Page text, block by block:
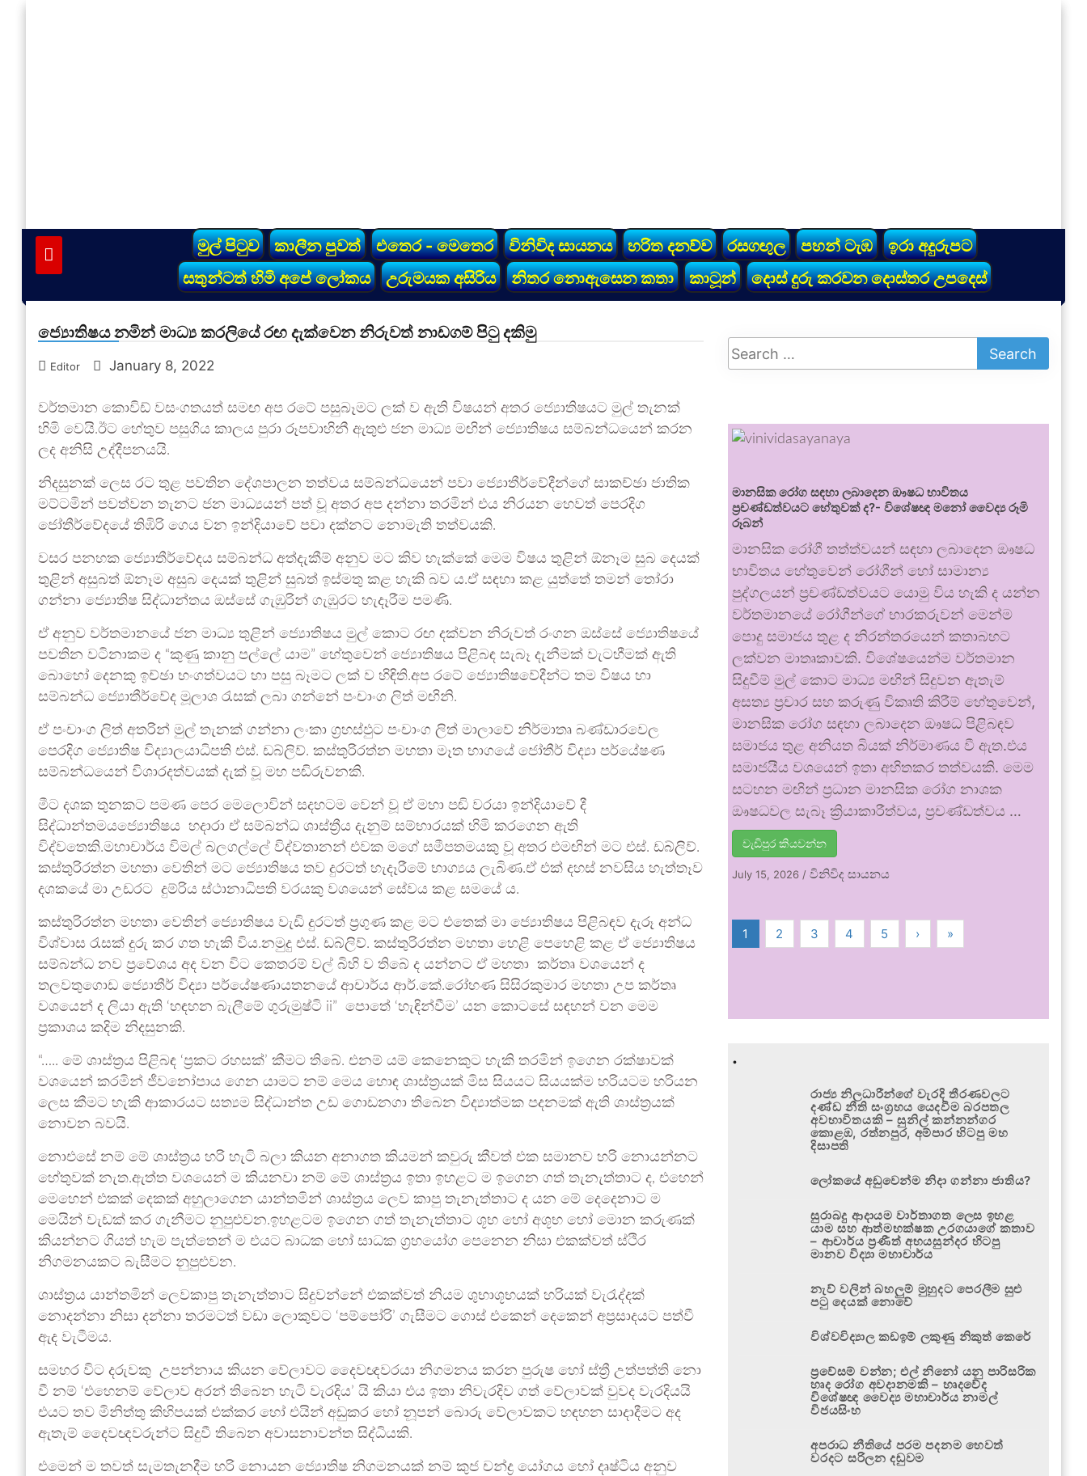
මුල් පිටුව කාලීන පුවත් එතෙර - මෙතෙර විනිවිද සායනය හරිත දනව්ව රසගඟුල පහන් ටැඹ
ඉරා අදුරුපට
සතුන්ටත් හිමි අපේ ලෝකය
උරුමයක අසිරිය නිතර නොඇසෙන කතා කාටූන් දොස් දුරු කරවන දොස්තර උපදෙස්
ජ්‍යොතිෂය නමින් මාධ්‍ය කරලියේ රඟ දැක්වෙන නිරුවත් නාඩගම් පිටු දකිමු
Editor January 8, 2022
වර්තමාන කොවිඩ් වසංගතයත් සමඟ අප රටේ පසුබෑමට ලක් ව ඇති විෂයන් අතර ජ්‍යොතිෂයට මුල් තැනක්
හිමි වෙයි.ඊට හේතුව පසුගිය කාලය පුරා රූපවාහිනී ඇතුළු ජන මාධ්‍ය මඟින් ජ්‍යොතිෂය සම්බන්ධයෙන් කරන
ලද අනිසි උද්දීපනයයි.
නිදසුනක් ලෙස රට තුළ පවතින දේශපාලන තත්වය සම්බන්ධයෙන් පවා ජ්‍යොතීර්වේදීන්ගේ සාකච්ඡා ජාතික
මට්ටමින් පවත්වන තැනට ජන මාධ්‍යයන් පත් වූ අතර අප දන්නා තරමින් එය නිරයන හෙවත් පෙරදිග
ජෝතීර්වේදයේ තිඹිරි ගෙය වන ඉන්දියාවේ පවා දක්නට නොමැති තත්වයකි.
වසර පනහක ජ්‍යොතීර්වේදය සම්බන්ධ අත්දැකීම් අනුව මට කිව හැක්කේ මෙම විෂය තුළින් ඕනෑම සුබ දෙයක්
තුළින් අසුබත් ඕනෑම අසුබ දෙයක් තුළින් සුබත් ඉස්මතු කළ හැකි බව ය.ඒ සඳහා කළ යුත්තේ තමන් තෝරා
ගන්නා ජ්‍යොතිෂ සිද්ධාන්තය ඔස්සේ ගැඹුරින් ගැඹුරට හැදෑරීම පමණි.
ඒ අනුව වර්තමානයේ ජන මාධ්‍ය තුළින් ජ්‍යොතිෂය මුල් කොට රඟ දක්වන නිරුවත් රංගන ඔස්සේ ජ්‍යොතිෂයේ
පවතින වටිනාකම ද “කුණු කානු පල්ලේ යාම” හේතුවෙන් ජ්‍යොතිෂය පිළිබඳ සැබෑ දැනීමක් වැටහීමක් ඇති
බොහෝ දෙනකු ඉච්ඡා භංගත්වයට හා පසු බෑමට ලක් ව හිඳිති.අප රටේ ජ්‍යොතිෂවේදීන්ට තම විෂය හා
සම්බන්ධ ජ්‍යොතීර්වේද මූලාශ රැසක් ලබා ගන්නේ පංචාංග ලිත් මඟිනි.
ඒ පංචාංග ලිත් අතරින් මුල් තැනක් ගන්නා ලංකා ග්‍රහස්ඵුට පංචාංග ලිත් මාලාවේ නිර්මාතෘ බණ්ඩාරවෙල
පෙරදිග ජ්‍යොතිෂ විද්‍යාලයාධිපති එස්. ඩබ්ලිව්. කස්තුරිරත්න මහතා මෑත භාගයේ ජෝතීර් විද්‍යා පර්යේෂණ
සම්බන්ධයෙන් විශාරදත්වයක් දැක් වූ මහ පඬිරුවනකි.
මීට දශක තුනකට පමණ පෙර මෙලොවින් සදහටම වෙන් වූ ඒ මහා පඬි වරයා ඉන්දියාවේ දී
සිද්ධාන්තමයජ්‍යොතිෂය හදාරා ඒ සම්බන්ධ ශාස්ත්‍රීය දැනුම් සම්භාරයක් හිමි කරගෙන ඇති
විද්වතෙකි.මහාචාර්ය විමල් බලගල්ලේ විද්වතානන් එවක මගේ සමීපතමයකු වූ අතර එමඟින් මට එස්. ඩබ්ලිව්.
කස්තුරිරත්න මහතා වෙතින් මට ජ්‍යොතිෂය තව දුරටත් හැදෑරීමේ භාග්‍යය ලැබිණ.ඒ එක් දහස් නවසිය හැත්තෑව
දශකයේ මා උඩරට දුම්රිය ස්ථානාධිපති වරයකු වශයෙන් සේවය කළ සමයේ ය.
කස්තුරිරත්න මහතා වෙතින් ජ්‍යොතිෂය වැඩි දුරටත් ප්‍රගුණ කළ මට එතෙක් මා ජ්‍යොතිෂය පිළිබඳව දැරූ අන්ධ
විශ්වාස රැසක් දුරු කර ගත හැකි විය.නමුදු එස්. ඩබ්ලිව්. කස්තුරිරත්න මහතා හෙළි පෙහෙළි කළ ඒ ජ්‍යොතිෂය
සම්බන්ධ නව ප්‍රවේශය අද වන විට කෙතරම් වල් බිහි ව තිබේ ද යන්නට ඒ මහතා කර්තෘ වශයෙන් ද
තලවතුගොඩ ජ්‍යොතීර් විද්‍යා පර්යේෂණායතනයේ ආචාර්ය ආර්.කේ.රෝහණ සිසිරකුමාර මහතා උප කර්තෘ
වශයෙන් ද ලියා ඇති ‘හඳහන බැලීමේ ගුරුමුෂ්ටි ii” පොතේ ‘හැඳින්වීම’ යන කොටසේ සඳහන් වන මෙම
ප්‍රකාශය කදිම නිදසුනකි.
“….. මේ ශාස්ත්‍රය පිළිබඳ ‘ප්‍රකට රහසක්’ කීමට තිබේ. එනම් යම් කෙනෙකුට හැකි තරමින් ඉගෙන රක්ෂාවක්
වශයෙන් කරමින් ජීවනෝපාය ගෙන යාමට නම් මෙය හොඳ ශාස්ත්‍රයක් මිස සියයට සියයක්ම හරියටම හරියන
ලෙස කීමට හැකි ආකාරයට සත්‍යම සිද්ධාන්ත උඩ ගොඩනගා තිබෙන විද්‍යාත්මක පදනමක් ඇති ශාස්ත්‍රයක්
නොවන බවයි.
නොඑසේ නම් මේ ශාස්ත්‍රය හරි හැටි බලා කියන අනාගත කියමන් කවුරු කීවත් එක සමානව හරි නොයන්නට
හේතුවක් නැත.ඇත්ත වශයෙන් ම කියනවා නම් මේ ශාස්ත්‍රය ඉතා ඉහළට ම ඉගෙන ගත් තැනැත්තාට ද, එහෙන්
මෙහෙන් එකක් දෙකක් අහුලාගෙන යාන්තමින් ශාස්ත්‍රය ලෙව කාපු තැනැත්තාට ද යන මේ දෙදෙනාට ම
මෙයින් වැඩක් කර ගැනීමට නුපුළුවන.ඉහළටම ඉගෙන ගත් තැනැත්තාට ශූභ හෝ අශූභ හෝ මොන කරුණක්
කියන්නට ගියත් හැම පැත්තෙන් ම එයට බාධක හෝ සාධක ග්‍රහයෝග පෙනෙන නිසා එකක්වත් ස්ථිර
නිගමනයකට බැසීමට නුපුළුවන.
ශාස්ත්‍රය යාන්තමින් ලෙවකාපු තැනැත්තාට සිදුවන්නේ එකක්වත් නියම ශුභාශූභයක් හරියක් වැරැද්දක්
නොදන්නා නිසා දන්නා තරමටත් වඩා ලොකුවට ‘පම්පෝරි’ ගැසීමට ගොස් එකෙන් දෙකෙන් අප්‍රසාදයට පත්වී
ඇද වැටීමය.
සමහර විට දරුවකු උපන්නාය කියන වේලාවට දෛවඥවරයා නිගමනය කරන පුරුෂ හෝ ස්ත්‍රී උත්පත්ති නො
වී නම් ‘එහෙනම් වේලාව අරන් තිබෙන හැටි වැරදිය’ යි කියා එය ඉතා නිවැරදිව ගත් වේලාවක් වුවද වැරදියයි
එයට තව මිනිත්තු කිහිපයක් එක්කර හෝ එයින් අඩුකර හෝ නූපන් බොරු වේලාවකට හඳහන සාදාදීමට අද
ඇතැම් දෛවඥවරුන්ට සිදුවී තිබෙන අවාසනාවන්ත සිද්ධියකි.
එමෙන් ම තවත් සැමතැනදීම හරි නොයන ජ්‍යොතිෂ නිගමනයක් නම් කුජ චන්ද්‍ර යෝගය හෝ දෘෂ්ටිය අනුව
මානසික රෝග සඳහා ලබාදෙන ඖෂධ භාවිතය
ප්‍රචණ්ඩත්වයට හේතුවක් ද?- විශේෂඥ මනෝ වෛද්‍ය රූමි
රූබන්
මානසික රෝගී තත්ත්වයන් සඳහා ලබාදෙන ඖෂධ
භාවිතය හේතුවෙන් රෝගීන් හෝ සාමාන්‍ය
පුද්ගලයන් ප්‍රචණ්ඩත්වයට යොමු විය හැකි ද යන්න
වර්තමානයේ රෝගීන්ගේ භාරකරුවන් මෙන්ම
පොදු සමාජය තුළ ද නිරන්තරයෙන් කතාබහට
ලක්වන මාතෘකාවකි. විශේෂයෙන්ම වර්තමාන
සිදුවීම් මුල් කොට මාධ්‍ය මඟින් සිදුවන ඇතැම්
අසත්‍ය ප්‍රචාර සහ කරුණු විකෘති කිරීම් හේතුවෙන්,
මානසික රෝග සඳහා ලබාදෙන ඖෂධ පිළිබඳව
සමාජය තුළ අනියත බියක් නිර්මාණය වී ඇත.එය
සමාජයීය වශයෙන් ඉතා අහිතකර තත්වයකි. මෙම
සටහන මඟින් ප්‍රධාන මානසික රෝග නාශක
ඖෂධවල සැබෑ ක්‍රියාකාරීත්වය, ප්‍රචණ්ඩත්වය …
වැඩිපුර කියවන්න
July 15, 2026 /විනිවිද සායනය
1 2 3 4 5 › »
.
රාජ්‍ය නිලධාරීන්ගේ වැරදි තීරණවලට
දණ්ඩ නීති සංග්‍රහය යෙදවීම බරපතල
අවභාවිතයකි – සුනිල් කන්නන්ගර
කොළඹ, රත්නපුර, අම්පාර හිටපු මහ
දිසාපති
ලෝකයේ අඩුවෙන්ම නිදා ගන්නා ජාතිය?
සුරාබදු ආදායම වාර්තාගත ලෙස ඉහළ
යාම සහ ආත්මභක්ෂක උරගයාගේ කතාව
– ආචාර්ය ප්‍රණීත් අභයසුන්දර හිටපු
මානව විද්‍යා මහාචාර්ය
නැව් වලින් බහලුම් මුහුදට පෙරලීම සුළු
පටු දෙයක් නොවේ
විශ්වවිද්‍යාල කඩඉම් ලකුණු නිකුත් කෙරේ
ප්‍රවේසම් වන්න; එල් නිනෝ යනු පාරිසරික
හෘද රෝග අවදානමකි – හෘදවේද
විශේෂඥ වෛද්‍ය මහාචාර්ය නාමල්
විජයසිංහ
අපරාධ නීතියේ පරම පදනම හෙවත්
වරදට සරිලන දඬුවම